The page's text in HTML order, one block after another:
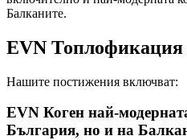
Балканите.
EVN
Нашите постижения включват:
EVN Коген най-
България, но и на